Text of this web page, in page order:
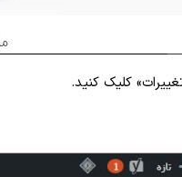
کلیک کنید.